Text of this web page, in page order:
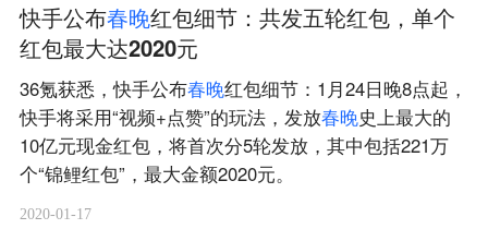
快手公布春晚红包细节：共发五轮红包，单个
红包最大达2020元
36氪获悉，快手公布春晚红包细节：1月24日晚8点起，
快手将采用“视频+点赞”的玩法，发放春晚史上最大的
10亿元现金红包，将首次分5轮发放，其中包括221万
个“锦鲤红包”，最大金额2020元。
2020-01-17